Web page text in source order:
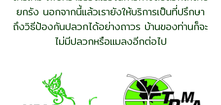
ยกรัง นอกจากนี้แล้วเรายังให้บริการเป็นที่ปรึกษา
ถึงวิธีป้องกันปลวกได้อย่างถาวร บ้านของท่านก็จะ
ไม่มีปลวกหรือแมลงอีกต่อไป